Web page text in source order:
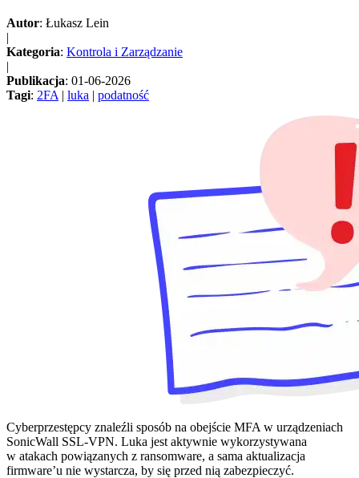
Autor: Łukasz Lein
|
Kategoria: Kontrola i Zarządzanie
|
Publikacja: 01-06-2026
Tagi: 2FA | luka | podatność
Cyberprzestępcy znaleźli sposób na obejście MFA w urządzeniach
SonicWall SSL-VPN. Luka jest aktywnie wykorzystywana
w atakach powiązanych z ransomware, a sama aktualizacja
firmware’u nie wystarcza, by się przed nią zabezpieczyć.